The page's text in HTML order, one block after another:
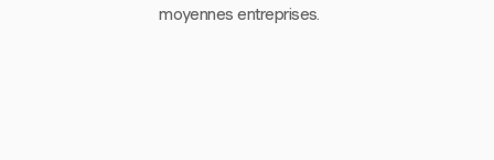
moyennes entreprises.